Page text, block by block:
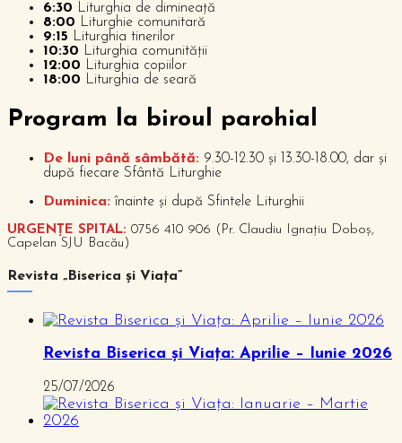
6:30 Liturghia de dimineață
8:00 Liturghie comunitară
9:15 Liturghia tinerilor
10:30 Liturghia comunității
12:00 Liturghia copiilor
18:00 Liturghia de seară
Program la biroul parohial
De luni până sâmbătă: 9.30-12.30 și 13.30-18.00, dar și
după fiecare Sfântă Liturghie
Duminica: înainte și după Sfintele Liturghii
URGENȚE SPITAL: 0756 410 906 (Pr. Claudiu Ignațiu Doboș,
Capelan SJU Bacău)
Revista „Biserica și Viața”
Revista Biserica și Viața: Aprilie – Iunie 2026
25/07/2026